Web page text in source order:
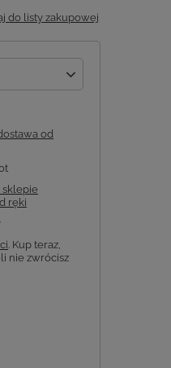
do listy zakupowej
od
sklepie
ręki
. Kup teraz,
nie zwrócisz